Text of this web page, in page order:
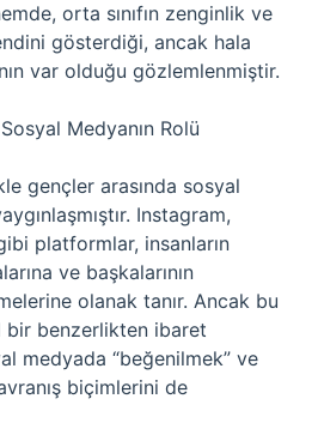
orta sınıfın zenginlik ve
gösterdiği, ancak hala
var olduğu gözlemlenmiştir.
Medyanın Rolü
gençler arasında sosyal
Instagram,
platformlar, insanların
ve başkalarının
olanak tanır. Ancak bu
bir benzerlikten ibaret
medyada “beğenilmek” ve
biçimlerini de